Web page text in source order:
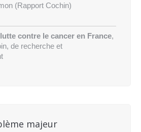
(Rapport Cochin)
contre le cancer en France,
de recherche et
majeur